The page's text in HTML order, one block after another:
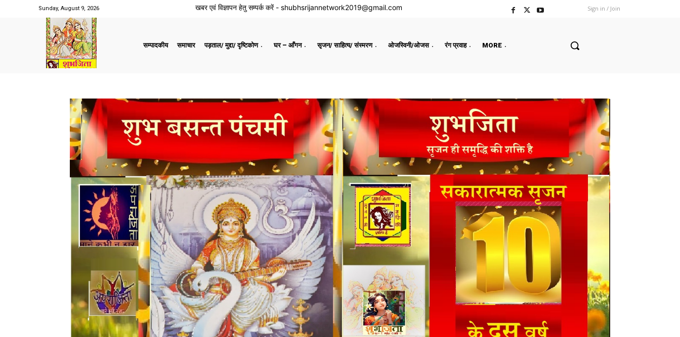
Sunday, August 9, 2026 खबर एवं विज्ञापन हेतु सम्पर्क करें - shubhsrijannetwork2019@gmail.com Sign in / Join
सम्पादकीय समाचार पड़ताल/ मुद्दा/ दृष्टिकोण घर – आँगन सृजन/ साहित्य/ संस्मरण ओजस्विनी/ओजस रंग प्रवाह MORE